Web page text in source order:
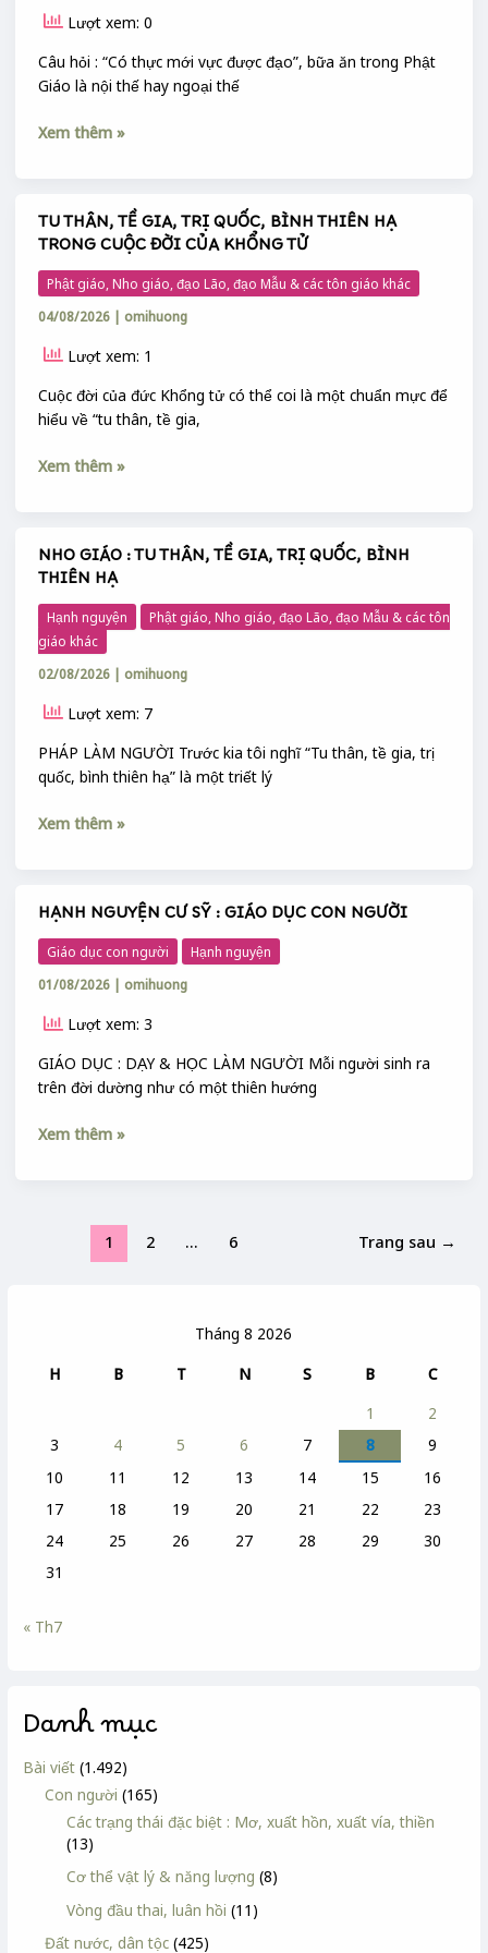
Tháng 8 2026
H
B T N S B
C
1
2
3
4 5 6 7 8
9
10
11 12 13 14 15
16
17
18 19 20 21 22
23
24
25 26 27 28 29
30
31
« Th7
Danh mục
Bài viết (1.492)
Con người (165)
Các trạng thái đặc biệt : Mơ, xuất hồn, xuất vía, thiền
(13)
Cơ thể vật lý & năng lượng (8)
Vòng đầu thai, luân hồi (11)
Đất nước, dân tộc (425)
Lượt xem: 0
Câu hỏi : “Có thực mới vực được đạo”, bữa ăn trong Phật
Giáo là nội thế hay ngoại thế
HẠ
ĂN
THẾ
?
Xem thêm »
TU THÂN, TỀ GIA, TRỊ QUỐC, BÌNH THIÊN HẠ
TRONG CUỘC ĐỜI CỦA KHỔNG TỬ
Phật giáo, Nho giáo, đạo Lão, đạo Mẫu & các tôn giáo khác
04/08/2026 | omihuong
Lượt xem: 1
Cuộc đời của đức Khổng tử có thể coi là một chuẩn mực để
hiểu về “tu thân, tề gia,
TU
THÂN,
TỀ
GIA,
TRỊ
QUỐC,
THIÊN
HẠ
CUỘC
TỬ
Xem thêm »
NHO GIÁO : TU THÂN, TỀ GIA, TRỊ QUỐC, BÌNH
THIÊN HẠ
Hạnh nguyện
Phật giáo, Nho giáo, đạo Lão, đạo Mẫu & các tôn
giáo khác
02/08/2026 | omihuong
Lượt xem: 7
PHÁP LÀM NGƯỜI Trước kia tôi nghĩ “Tu thân, tề gia, trị
quốc, bình thiên hạ” là một triết lý
NHO
GIÁO
:
TU
THÂN,
TỀ
GIA,
QUỐC,
BÌNH
HẠ
Xem thêm »
HẠNH NGUYỆN CƯ SỸ : GIÁO DỤC CON NGƯỜI
Giáo dục con người
Hạnh nguyện
01/08/2026 | omihuong
Lượt xem: 3
GIÁO DỤC : DẠY & HỌC LÀM NGƯỜI Mỗi người sinh ra
trên đời dường như có một thiên hướng
HẠNH
NGUYỆN
CƯ
SỸ
GIÁO
DỤC
CON
Xem thêm »
1 2 … 6 Trang sau →